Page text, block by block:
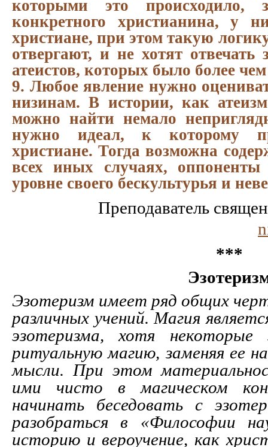
которыми это происходило,
конкретного христианина, у
христиане, при этом такую
отвергают, и не хотят отвечать
атеистов, которых было более
9. Любое явление нужно
низинам. В истории, как
можно найти немало
нужно идеал, к которому
христиане. Тогда возможна
всех иных случаях, оппоненты
уровне своего бескультурья и
Преподаватель
***
Эзотеризм имеет ряд общих
различных учений. Магия
эзотеризма, хотя некоторые
ритуальную магию, заменяя ее
мысли. При этом
ими чисто в магическом
начинать беседовать с
разобраться в «Философии
историю и вероучение, как